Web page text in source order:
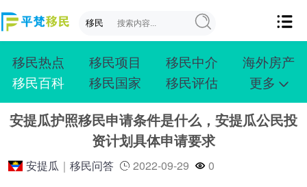
移民热点 移民项目 移民中介
海外房产
移民百科
移民国家 移民评估
更多
成功案例
投资移民 创业移民
购房移民
护照移民
技术移民 雇主移民
移民学院
安提瓜护照移民申请条件是什么，安提瓜公民投
资计划具体申请要求
安提瓜 ｜ 移民问答 2022-09-29
0